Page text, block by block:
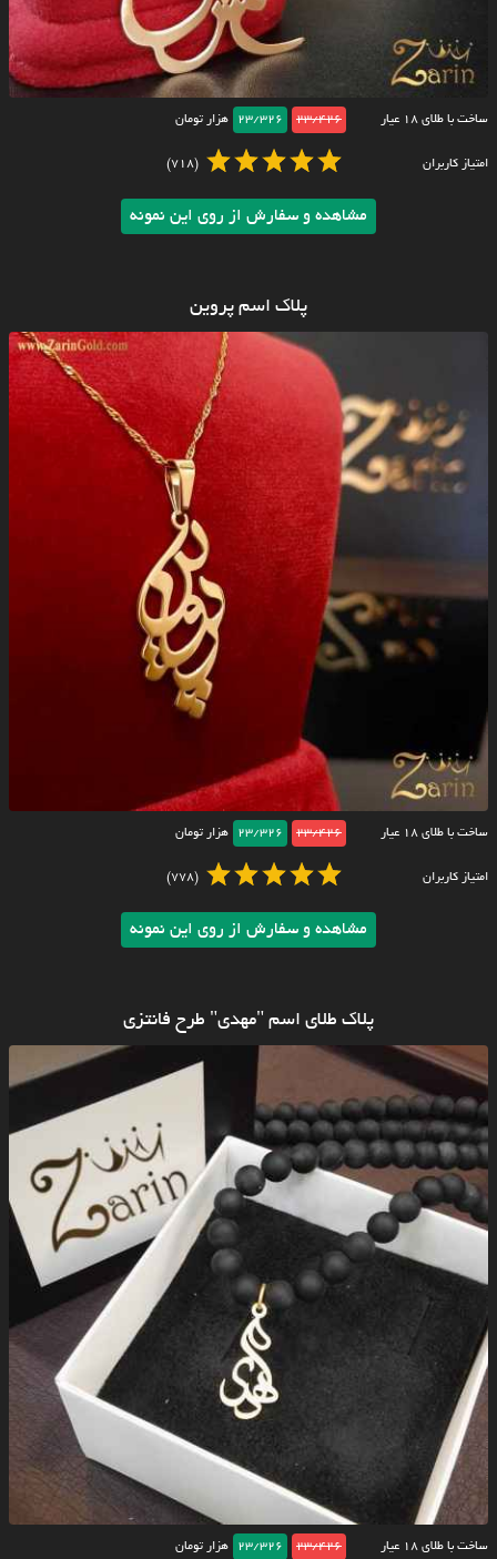
ساخت با طلای ۱۸ عیار 23/426
23/326 هزار تومان
امتیاز کاربران (718)
مشاهده و سفارش از روی این نمونه
پلاک اسم پروین
ساخت با طلای ۱۸ عیار 23/426
23/326 هزار تومان
امتیاز کاربران (778)
مشاهده و سفارش از روی این نمونه
پلاک طلای اسم "مهدی" طرح فانتزی
ساخت با طلای ۱۸ عیار 23/426
23/326 هزار تومان